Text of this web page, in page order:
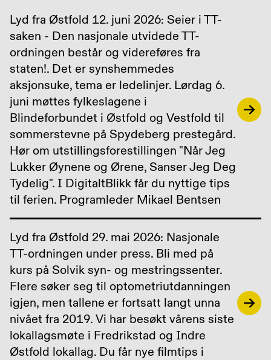
Lyd fra Østfold 12. juni 2026: Seier i TT-
saken - Den nasjonale utvidede TT-
ordningen består og videreføres fra
staten!. Det er synshemmedes
aksjonsuke, tema er ledelinjer. Lørdag 6.
juni møttes fylkeslagene i
Blindeforbundet i Østfold og Vestfold til
sommerstevne på Spydeberg prestegård.
Hør om utstillingsforestillingen "Når Jeg
Lukker Øynene og Ørene, Sanser Jeg Deg
Tydelig". I DigitaltBlikk får du nyttige tips
til ferien. Programleder Mikael Bentsen
Lyd fra Østfold 29. mai 2026: Nasjonale
TT-ordningen under press. Bli med på
kurs på Solvik syn- og mestringssenter.
Flere søker seg til optometriutdanningen
igjen, men tallene er fortsatt langt unna
nivået fra 2019. Vi har besøkt vårens siste
lokallagsmøte i Fredrikstad og Indre
Østfold lokallag. Du får nye filmtips i